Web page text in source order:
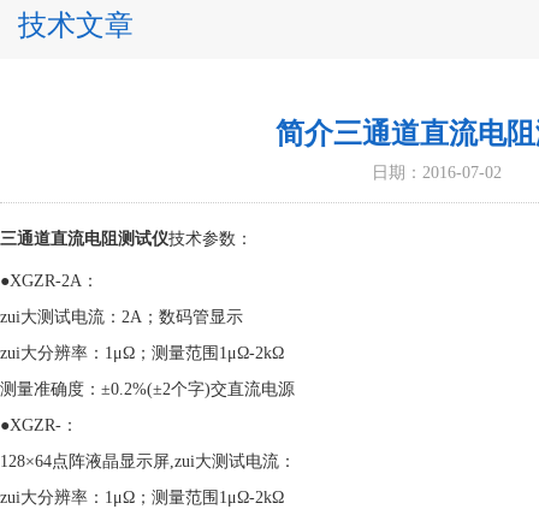
技术文章
简介三通道直流电
日期：2016-07-02
三通道直流电阻测试仪技术参数：
●XGZR-2A：
zui大测试电流：2A；数码管显示
zui大分辨率：1μΩ；测量范围1μΩ-2kΩ
测量准确度：±0.2%(±2个字)交直流电源
●XGZR-：
128×64点阵液晶显示屏,zui大测试电流：
zui大分辨率：1μΩ；测量范围1μΩ-2kΩ